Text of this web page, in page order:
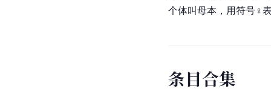
个体叫母本，用符号♀
条目合集